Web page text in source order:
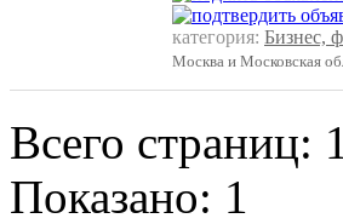
категория: Бизнес,
Москва и Московская
Всего страниц: 1
Показано: 1